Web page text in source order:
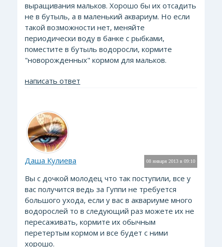
выращивания мальков. Хорошо бы их отсадить
не в бутыль, а в маленький аквариум. Но если
такой возможности нет, меняйте
периодически воду в банке с рыбками,
поместите в бутыль водоросли, кормите
"новорожденных" кормом для мальков.
написать ответ
08 января 2013 в 09:10
Даша Кулиева
Вы с дочкой молодец что так поступили, все у
вас получится ведь за Гуппи не требуется
большого ухода, если у вас в аквариуме много
водорослей то в следующий раз можете их не
пересаживать, кормите их обычным
перетертым кормом и все будет с ними
хорошо.